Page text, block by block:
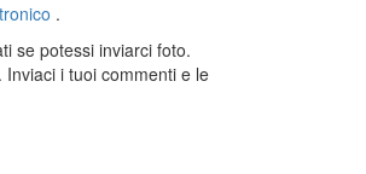
.
se potessi inviarci foto.
i tuoi commenti e le